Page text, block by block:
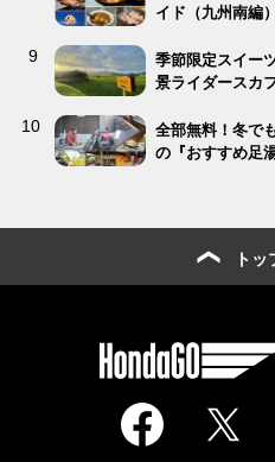
イド（九州南編）
季節限定スイー
景ライダースカ
全部無料！冬で
の『おすすめ足
トッ